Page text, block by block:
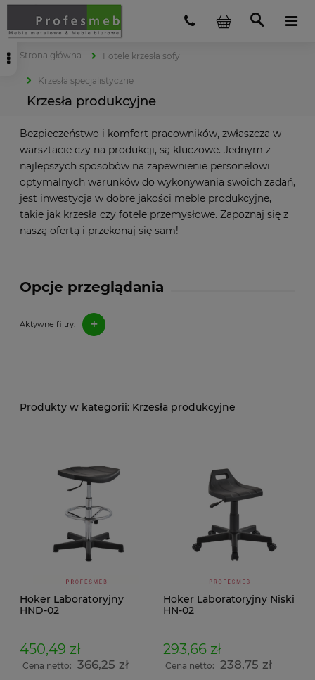
Strona główna Fotele krzesła sofy
Krzesła specjalistyczne
Krzesła produkcyjne
Opcje przeglądania
Aktywne filtry: +
Bezpieczeństwo i komfort pracowników, zwłaszcza w
warsztacie czy na produkcji, są kluczowe. Jednym z
najlepszych sposobów na zapewnienie personelowi
optymalnych warunków do wykonywania swoich zadań,
jest inwestycja w dobre jakości meble produkcyjne,
takie jak krzesła czy fotele przemysłowe. Zapoznaj się z
naszą ofertą i przekonaj się sam!
Krzesła produkcyjne
Hoker Laboratoryjny
HND-02
450,49 zł
Cena netto: 366,25 zł
Hoker Laboratoryjny Niski
HN-02
293,66 zł
Cena netto: 238,75 zł